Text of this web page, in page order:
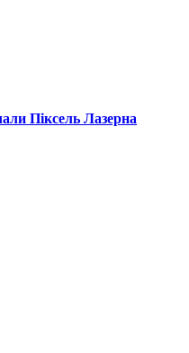
Піксель Лазерна